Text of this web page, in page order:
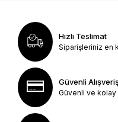
Hızlı Teslimat
Siparişleriniz en
Güvenli
Güvenli ve